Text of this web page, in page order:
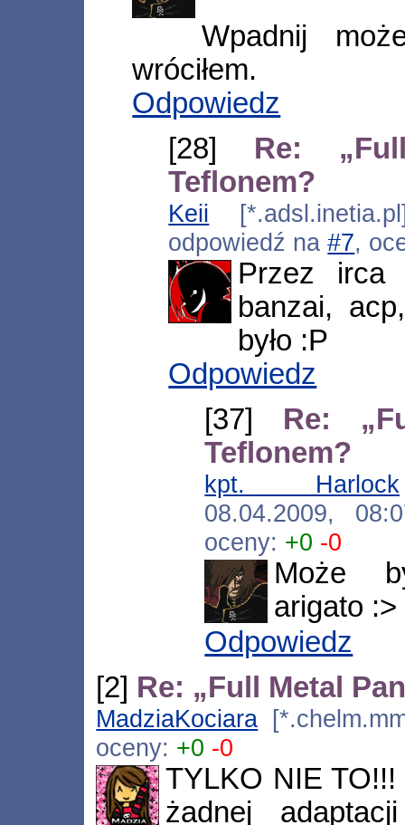
Wpadnij
wróciłem.
Odpowiedz
[28] Re:
Teflonem?
Keii
odpowiedź na#7,
Przez irca
banzai,
było :P
Odpowiedz
[37] Re:
Teflonem?
kpt. Harlock
08.04.2009,
oceny: +0 -0
Może
arigato :>
Odpowiedz
[2] Re: „Full Metal
MadziaKociara
oceny: +0 -0
TYLKO NIE
żadnej